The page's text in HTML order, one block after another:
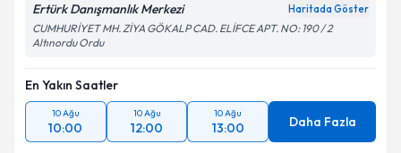
Ertürk Danışmanlık Merkezi Haritada Göster
CUMHURİYET MH. ZİYA GÖKALP CAD. ELİFCE APT. NO: 190 / 2
Altınordu Ordu
En Yakın Saatler
10 Ağu
10:00
10 Ağu
12:00
10 Ağu
13:00 Daha Fazla